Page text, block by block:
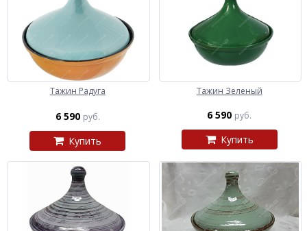
Тажин Радуга
6 590 руб.
Купить
Тажин Зеленый
6 590 руб.
Купить